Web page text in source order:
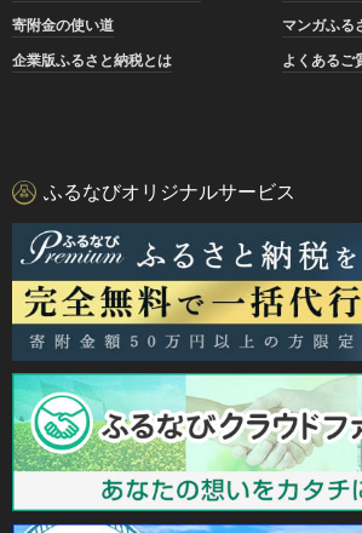
寄附金の使い道
マンガふる
企業版ふるさと納税とは
よくあるご
ふるなびオリジナルサービス